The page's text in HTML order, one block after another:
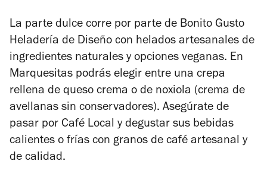
La parte dulce corre por parte de Bonito Gusto
Heladería de Diseño con helados artesanales de
ingredientes naturales y opciones veganas. En
Marquesitas podrás elegir entre una crepa
rellena de queso crema o de noxiola (crema de
avellanas sin conservadores). Asegúrate de
pasar por Café Local y degustar sus bebidas
calientes o frías con granos de café artesanal y
de calidad.